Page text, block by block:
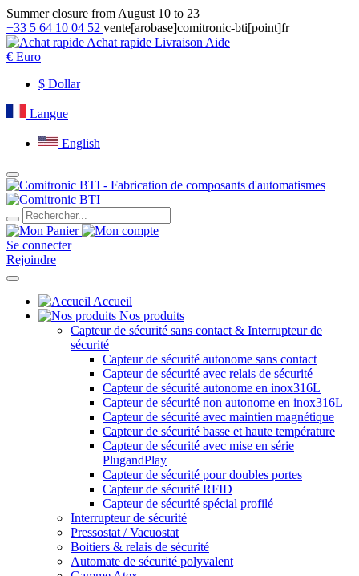
Summer closure from August 10 to 23
+33 5 64 10 04 52 vente[arobase]comitronic-bti[point]fr
Achat rapide Livraison Aide
€ Euro
$ Dollar
Langue
English
Se connecter
Rejoindre
Accueil
Nos produits
Capteur de sécurité sans contact & Interrupteur de
sécurité
Capteur de sécurité autonome sans contact
Capteur de sécurité avec relais de sécurité
Capteur de sécurité autonome en inox316L
Capteur de sécurité non autonome en inox316L
Capteur de sécurité avec maintien magnétique
Capteur de sécurité basse et haute température
Capteur de sécurité avec mise en série
PlugandPlay
Capteur de sécurité pour doubles portes
Capteur de sécurité RFID
Capteur de sécurité spécial profilé
Interrupteur de sécurité
Pressostat / Vacuostat
Boitiers & relais de sécurité
Automate de sécurité polyvalent